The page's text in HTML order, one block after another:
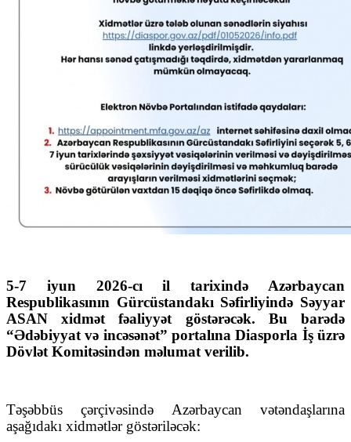
5-7 iyun 2026-cı il tarixində Azərbaycan
Respublikasının Gürcüstandakı Səfirliyində Səyyar
ASAN xidmət fəaliyyət göstərəcək. Bu barədə
“Ədəbiyyat və incəsənət” portalına Diasporla İş üzrə
Dövlət Komitəsindən məlumat verilib.
Təşəbbüs çərçivəsində Azərbaycan vətəndaşlarına
aşağıdakı xidmətlər göstəriləcək: